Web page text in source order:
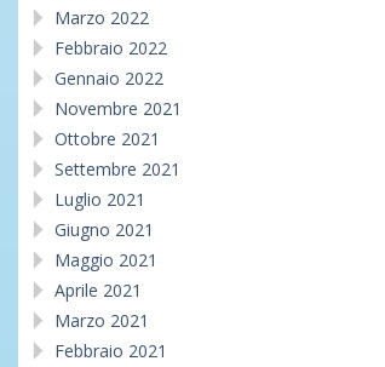
Marzo 2022
Febbraio 2022
Gennaio 2022
Novembre 2021
Ottobre 2021
Settembre 2021
Luglio 2021
Giugno 2021
Maggio 2021
Aprile 2021
Marzo 2021
Febbraio 2021